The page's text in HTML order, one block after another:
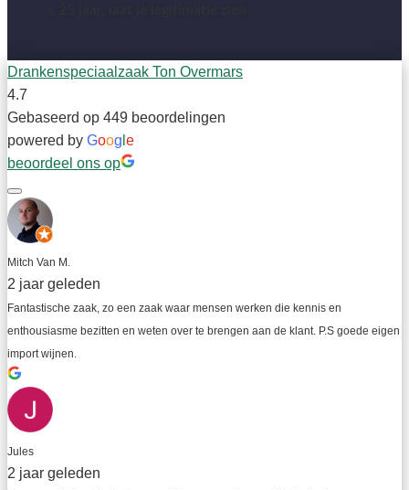
Drankenspeciaalzaak Ton Overmars
4.7
Gebaseerd op 449 beoordelingen
powered by Goog e
beoordeel ons op
Mitch Van M.
2 jaar geleden
Fantastische zaak, zo een zaak waar mensen werken die kennis en
enthousiasme bezitten en weten over te brengen aan de klant. P.S goede eigen
import wijnen.
Jules
2 jaar geleden